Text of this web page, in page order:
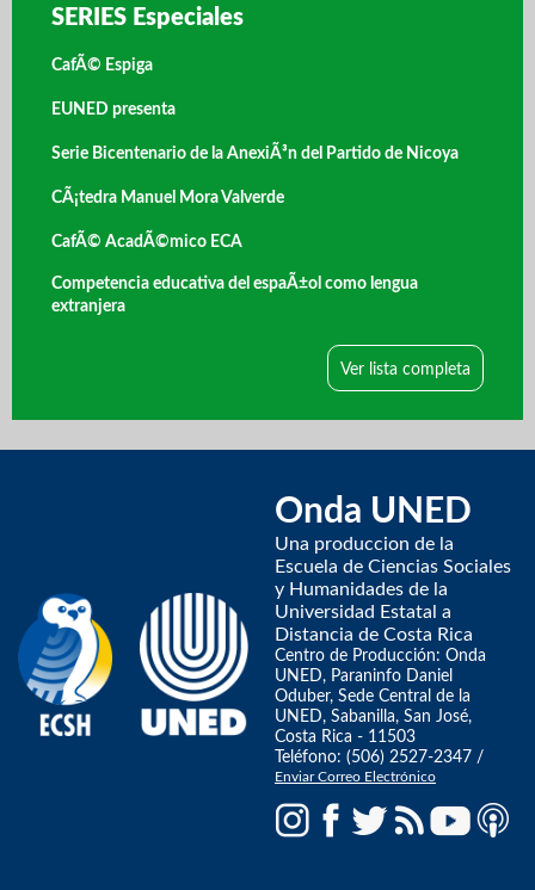
SERIES Especiales
CafÃ© Espiga
EUNED presenta
Serie Bicentenario de la AnexiÃ³n del Partido de Nicoya
CÃ¡tedra Manuel Mora Valverde
CafÃ© AcadÃ©mico ECA
Competencia educativa del espaÃ±ol como lengua
extranjera
Ver lista completa
Onda UNED
Una produccion de la
Escuela de Ciencias Sociales
y Humanidades de la
Universidad Estatal a
Distancia de Costa Rica
Centro de Producción: Onda
UNED, Paraninfo Daniel
Oduber, Sede Central de la
UNED, Sabanilla, San José,
Costa Rica - 11503
Teléfono: (506) 2527-2347 /
Enviar Correo Electrónico